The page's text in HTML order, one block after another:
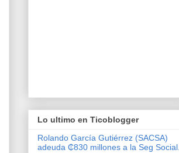
Lo ultimo en Ticoblogger
Rolando García Gutiérrez (SACSA)
adeuda ₵830 millones a la Seg Social.